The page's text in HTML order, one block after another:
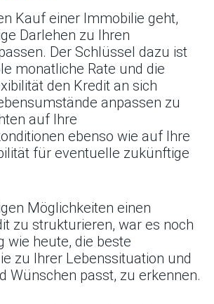
Kauf einer Immobilie geht,
Darlehen zu Ihren
Der Schlüssel dazu ist
monatliche Rate und die
den Kredit an sich
anpassen zu
auf Ihre
ebenso wie auf Ihre
für eventuelle zukünftige
Möglichkeiten einen
zu strukturieren, war es noch
wie heute, die beste
zu Ihrer Lebenssituation und
Wünschen passt, zu erkennen.